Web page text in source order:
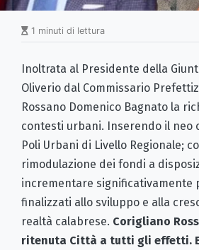
1 minuti di lettura
Inoltrata al Presidente della
Oliverio dal Commissario
Rossano Domenico Bagnato la
contesti urbani. Inserendo il neo
Poli Urbani di Livello Regionale;
rimodulazione dei fondi a
incrementare significativamente
finalizzati allo sviluppo e alla
realtà calabrese. Corigliano
ritenuta Città a tutti gli effetti.